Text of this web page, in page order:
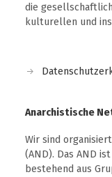
die
kulturellen und
Anarchistische
Wir sind
(AND). Das AND
bestehend aus